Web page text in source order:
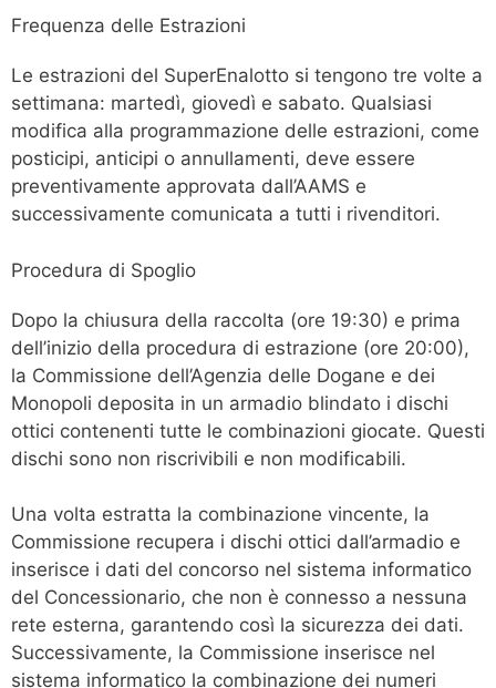
Frequenza delle Estrazioni
Le estrazioni del SuperEnalotto si tengono tre volte a
settimana: martedì, giovedì e sabato. Qualsiasi
modifica alla programmazione delle estrazioni, come
posticipi, anticipi o annullamenti, deve essere
preventivamente approvata dall’AAMS e
successivamente comunicata a tutti i rivenditori.
Procedura di Spoglio
Dopo la chiusura della raccolta (ore 19:30) e prima
dell’inizio della procedura di estrazione (ore 20:00),
la Commissione dell’Agenzia delle Dogane e dei
Monopoli deposita in un armadio blindato i dischi
ottici contenenti tutte le combinazioni giocate. Questi
dischi sono non riscrivibili e non modificabili.
Una volta estratta la combinazione vincente, la
Commissione recupera i dischi ottici dall’armadio e
inserisce i dati del concorso nel sistema informatico
del Concessionario, che non è connesso a nessuna
rete esterna, garantendo così la sicurezza dei dati.
Successivamente, la Commissione inserisce nel
sistema informatico la combinazione dei numeri